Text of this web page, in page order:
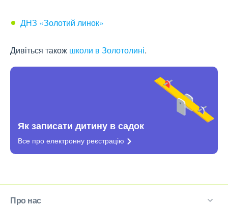
ДНЗ «Золотий линок»
Дивіться також школи в Золотолині.
Як записати дитину в садок
Все про електронну реєстрацію
Про нас